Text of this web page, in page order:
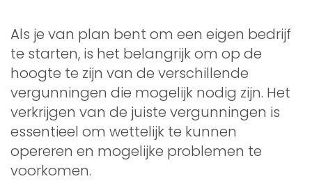
Als je van plan bent om een eigen bedrijf
te starten, is het belangrijk om op de
hoogte te zijn van de verschillende
vergunningen die mogelijk nodig zijn. Het
verkrijgen van de juiste vergunningen is
essentieel om wettelijk te kunnen
opereren en mogelijke problemen te
voorkomen.